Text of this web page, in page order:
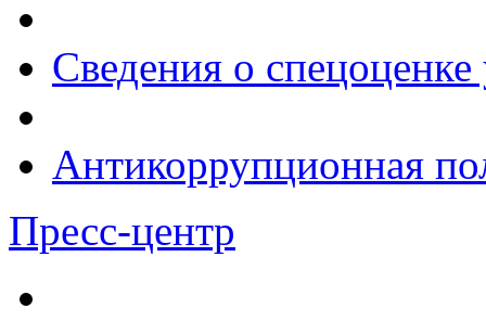
Сведения о
Антикоррупционная
Пресс-центр